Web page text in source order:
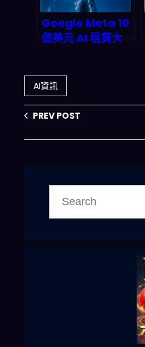
Google Meta 10
億美元 AI 租賃大
雲端租賃如何重塑
全產業鏈
AI資訊
PREV POST